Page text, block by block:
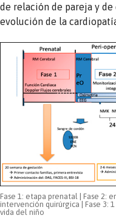
de relación de pareja y
evolución de la
Fase 1: etapa prenatal | Fase 2:
intervención quirúrgica | Fase 3:
vida del niño